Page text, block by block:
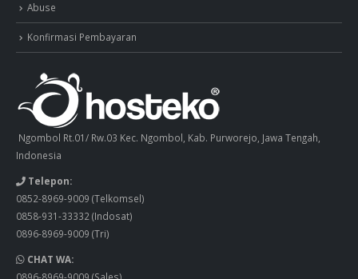
Abuse
Konfirmasi Pembayaran
Ngombol Rt.01/ Rw.03 Kec. Ngombol, Kab. Purworejo, Jawa Tengah,
Indonesia
Telepon:
0852-8969-9009 (Telkomsel)
0858-931-33332 (Indosat)
0896-8969-9009 (Tri)
CHAT WA:
0896-8969-9009 (Sales)